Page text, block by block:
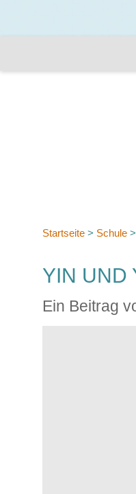
Startseite > Schule >
YIN UND
Ein Beitrag